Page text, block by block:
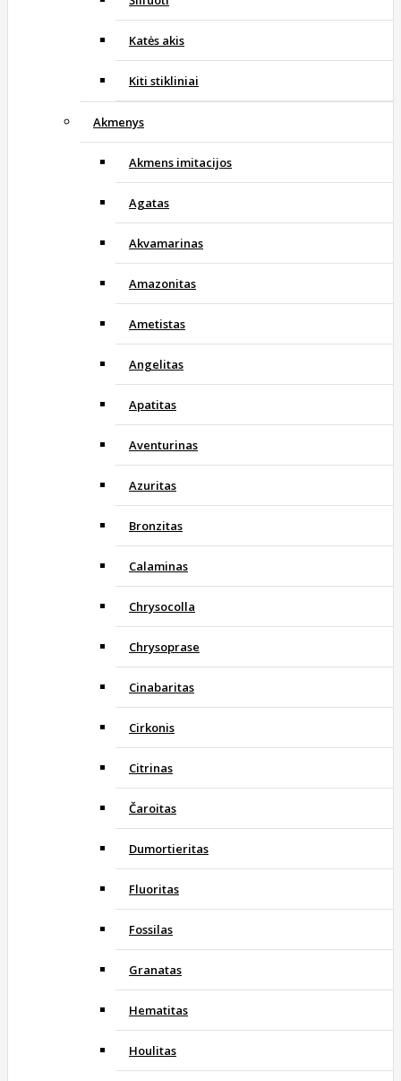
Katės akis
Kiti stikliniai
Akmenys
Akmens imitacijos
Agatas
Akvamarinas
Amazonitas
Ametistas
Angelitas
Apatitas
Aventurinas
Azuritas
Bronzitas
Calaminas
Chrysocolla
Chrysoprase
Cinabaritas
Cirkonis
Citrinas
Čaroitas
Dumortieritas
Fluoritas
Fossilas
Granatas
Hematitas
Houlitas